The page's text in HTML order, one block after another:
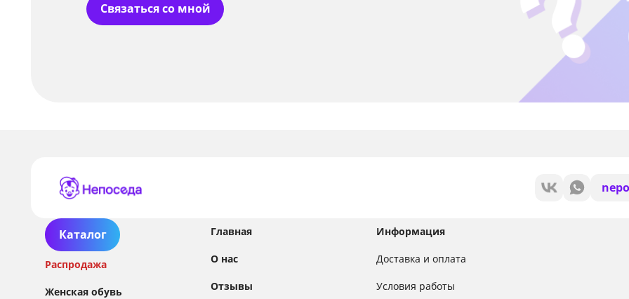
Связаться со мной
Каталог
Распродажа
Женская обувь
Главная
О нас
Отзывы
Информация
Доставка и оплата
Условия работы